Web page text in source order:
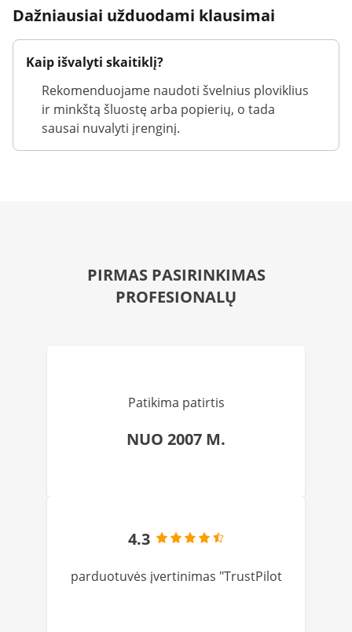
Dažniausiai užduodami klausimai
Kaip išvalyti skaitiklį?
Rekomenduojame naudoti švelnius ploviklius
ir minkštą šluostę arba popierių, o tada
sausai nuvalyti įrenginį.
PIRMAS PASIRINKIMAS
PROFESIONALŲ
Patikima patirtis
NUO 2007 M.
4.3
parduotuvės įvertinimas "TrustPilot